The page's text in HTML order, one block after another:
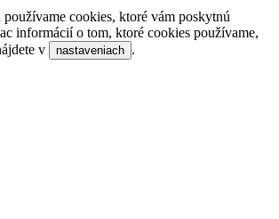
používame cookies, ktoré vám poskytnú
informácií o tom, ktoré cookies používame,
v
nastaveniach .